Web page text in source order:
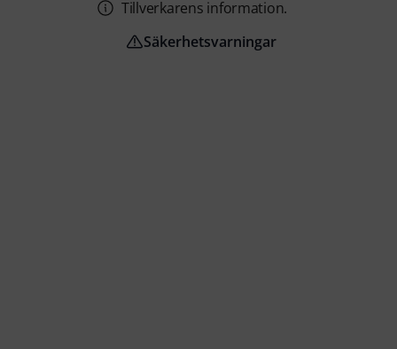
Tillverkarens information.
Säkerhetsvarningar